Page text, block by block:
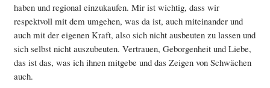
haben und regional einzukaufen. Mir ist wichtig, dass wir
respektvoll mit dem umgehen, was da ist, auch miteinander und
auch mit der eigenen Kraft, also sich nicht ausbeuten zu lassen und
sich selbst nicht auszubeuten. Vertrauen, Geborgenheit und Liebe,
das ist das, was ich ihnen mitgebe und das Zeigen von Schwächen
auch.